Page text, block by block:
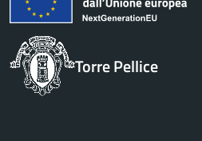
Torre Pellice